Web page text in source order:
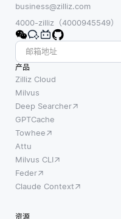
business@zilliz.com
4000-zilliz（4000945549）
产品
Zilliz Cloud
Milvus
Deep Searcher
GPTCache
Towhee
Attu
Milvus CLI
Feder
Claude Context
资源